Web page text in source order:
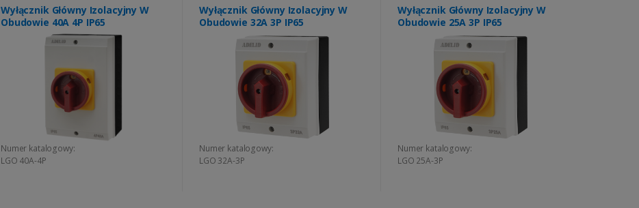
Wyłącznik Główny Izolacyjny W
Obudowie 40A 4P IP65
Numer katalogowy:
LGO 40A-4P
Wyłącznik Główny Izolacyjny W
Obudowie 32A 3P IP65
Numer katalogowy:
LGO 32A-3P
Wyłącznik Główny Izolacyjny W
Obudowie 25A 3P IP65
Numer katalogowy:
LGO 25A-3P